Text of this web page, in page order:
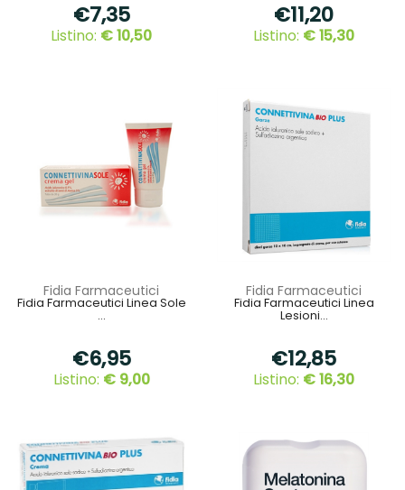
€7,35
Listino: € 10,50
€11,20
Listino: € 15,30
Fidia Farmaceutici
Fidia Farmaceutici Linea Sole
...
€6,95
Listino: € 9,00
Fidia Farmaceutici
Fidia Farmaceutici Linea
Lesioni...
€12,85
Listino: € 16,30